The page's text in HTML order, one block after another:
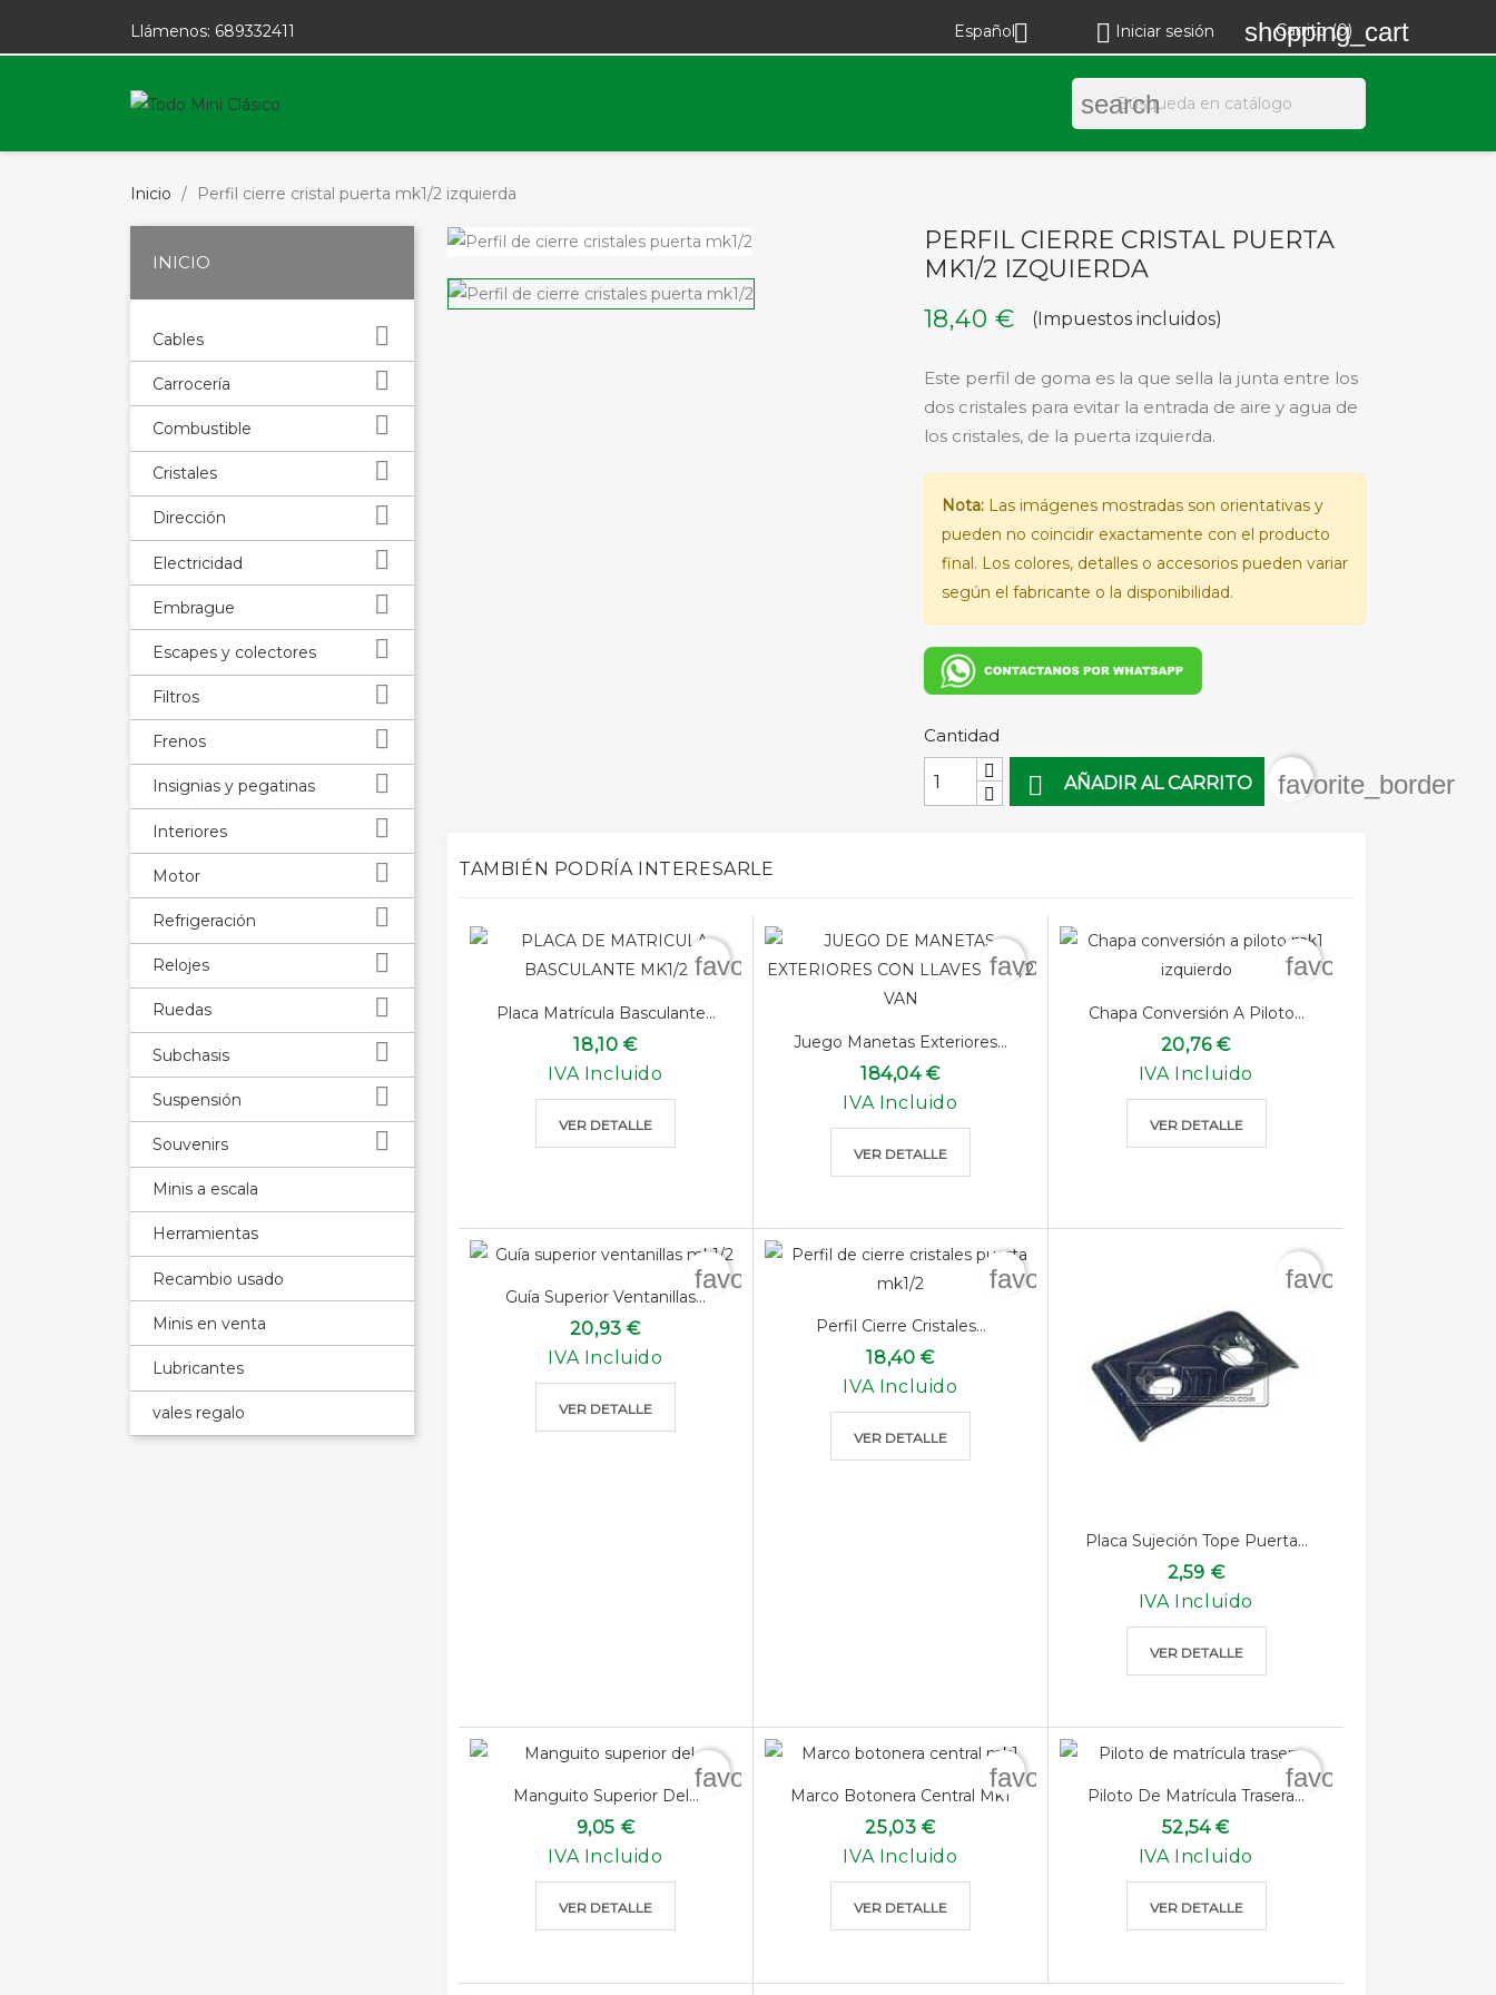
Llámenos: 689332411 Español  Iniciar sesión shopping_cart
Carrito (0)
search
Inicio Perfil cierre cristal puerta mk1/2 izquierda
INICIO
Cables 
Carrocería 
Combustible 
Cristales 
Dirección 
Electricidad 
Embrague 
Escapes y colectores 
Filtros 
Frenos 
Insignias y pegatinas 
Interiores 
Motor 
Refrigeración 
Relojes 
Ruedas 
Subchasis 
Suspensión 
Souvenirs 
Minis a escala
Herramientas
Recambio usado
Minis en venta
Lubricantes
vales regalo
PERFIL CIERRE CRISTAL PUERTA
MK1/2 IZQUIERDA
18,40 €
(Impuestos incluidos)
Este perfil de goma es la que sella la junta entre los
dos cristales para evitar la entrada de aire y agua de
los cristales, de la puerta izquierda.
Nota:Las imágenes mostradas son orientativas y
pueden no coincidir exactamente con el producto
final. Los colores, detalles o accesorios pueden variar
según el fabricante o la disponibilidad.
Cantidad
 AÑADIR AL CARRITO favorite_border
TAMBIÉN PODRÍA INTERESARLE
Placa Matrícula Basculante...
18,10 €
IVA Incluido
VER DETALLE
favorite_border
Juego Manetas Exteriores...
184,04 €
IVA Incluido
VER DETALLE
favorite_border
Chapa Conversión A Piloto...
20,76 €
IVA Incluido
VER DETALLE
favorite_border
Guía Superior Ventanillas...
20,93 €
IVA Incluido
VER DETALLE
favorite_border
Perfil Cierre Cristales...
18,40 €
IVA Incluido
VER DETALLE
favorite_border
Placa Sujeción Tope Puerta...
2,59 €
IVA Incluido
VER DETALLE
favorite_border
Manguito Superior Del...
9,05 €
IVA Incluido
VER DETALLE
favorite_border
Marco Botonera Central Mk1
25,03 €
IVA Incluido
VER DETALLE
favorite_border
Piloto De Matrícula Trasera...
52,54 €
IVA Incluido
VER DETALLE
favorite_border